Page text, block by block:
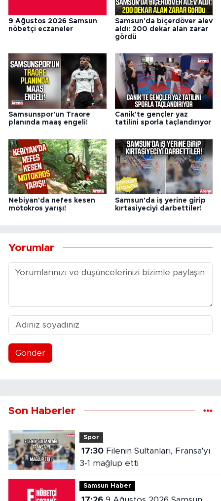
9 Ağustos 2026 Samsun
nöbetçi eczaneler
Samsun'da biçerdöver alev
aldı: 200 dekar alan zarar
gördü
Samsunspor'un Traore
planında maaş engeli!
Canik'te gençler yaz
tatilini sporla taçlandırıyor
Nebiyan'da nefes kesen
motokros yarışı!
Samsun'da iş yerine girip
kırtasiyeciyi darbettiler!
Yorumlar
Gönder
Son Haberler
Spor
17:30Filenin Sultanları, Fransa'yı
3-1 mağlup etti
Samsun Haber